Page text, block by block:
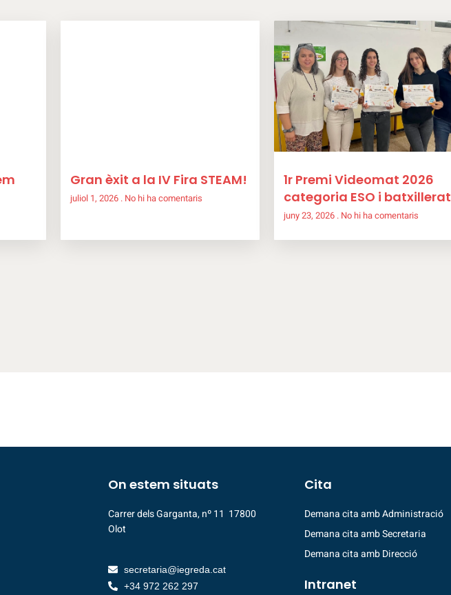
Gran èxit a la IV Fira STEAM!
juliol 1, 2026 No hi ha comentaris
1r Premi Videomat 2026
categoria ESO i batxillerat
juny 23, 2026 No hi ha comentaris
On estem situats
Carrer dels Garganta, nº 11 17800
Olot
secretaria@iegreda.cat
+34 972 262 297
Cita
Demana cita amb Administració
Demana cita amb Secretaria
Demana cita amb Direcció
Intranet